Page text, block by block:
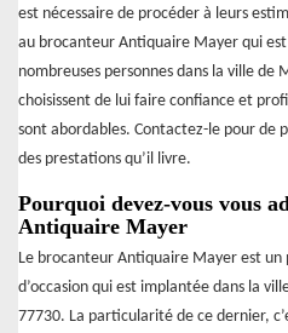
est nécessaire de procéder à leurs
au brocanteur Antiquaire Mayer qui
nombreuses personnes dans la ville de
choisissent de lui faire confiance et
sont abordables. Contactez-le pour de
des prestations qu’il livre.
Pourquoi devez-vous vous
Antiquaire Mayer
Le brocanteur Antiquaire Mayer est un
d’occasion qui est implantée dans la
77730. La particularité de ce dernier,